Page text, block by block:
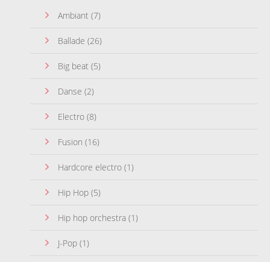
Ambiant (7)
Ballade (26)
Big beat (5)
Danse (2)
Electro (8)
Fusion (16)
Hardcore electro (1)
Hip Hop (5)
Hip hop orchestra (1)
J-Pop (1)